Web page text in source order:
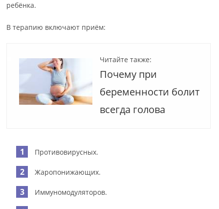
ребёнка.
В терапию включают приём:
Читайте также:
Почему при
беременности болит
всегда голова
Противовирусных.
Жаропонижающих.
Иммуномодуляторов.